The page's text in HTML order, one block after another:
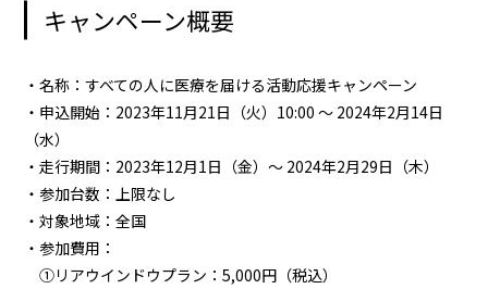
キャンペーン概要
・名称：すべての人に医療を届ける活動応援キャンペーン
・申込開始：2023年11月21日（火）10:00 ～ 2024年2月14日
（水）
・走行期間：2023年12月1日（金）～ 2024年2月29日（木）
・参加台数：上限なし
・対象地域：全国
・参加費用：
①リアウインドウプラン：5,000円（税込）